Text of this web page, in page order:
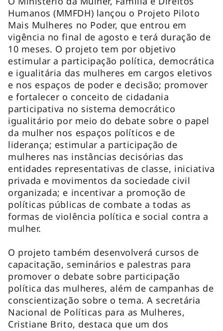
Humanos (MMFDH) lançou o Projeto Piloto
Mais Mulheres no Poder, que entrou em
vigência no final de agosto e terá duração de
10 meses. O projeto tem por objetivo
estimular a participação política, democrática
e igualitária das mulheres em cargos eletivos
e nos espaços de poder e decisão; promover
e fortalecer o conceito de cidadania
participativa no sistema democrático
igualitário por meio do debate sobre o papel
da mulher nos espaços políticos e de
liderança; estimular a participação de
mulheres nas instâncias decisórias das
entidades representativas de classe, iniciativa
privada e movimentos da sociedade civil
organizada; e incentivar a promoção de
políticas públicas de combate a todas as
formas de violência política e social contra a
mulher.
O projeto também desenvolverá cursos de
capacitação, seminários e palestras para
promover o debate sobre participação
política das mulheres, além de campanhas de
conscientização sobre o tema. A secretária
Nacional de Políticas para as Mulheres,
Cristiane Brito, destaca que um dos